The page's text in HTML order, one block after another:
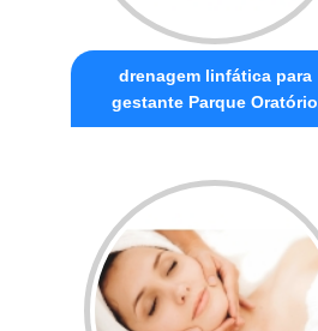
drenagem linfática para
gestante Parque Oratório